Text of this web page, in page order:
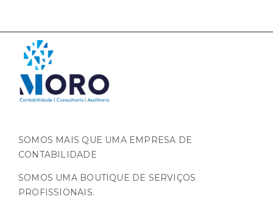
SOMOS MAIS QUE UMA EMPRESA DE
CONTABILIDADE
SOMOS UMA BOUTIQUE DE SERVIÇOS
PROFISSIONAIS.